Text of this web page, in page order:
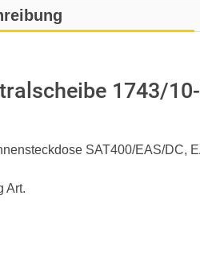
1743/
SAT400/EAS/DC,
Art.